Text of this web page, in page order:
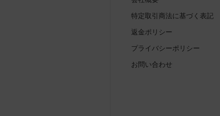
特定取引商法に基づく表記
返金ポリシー
プライバシーポリシー
お問い合わせ